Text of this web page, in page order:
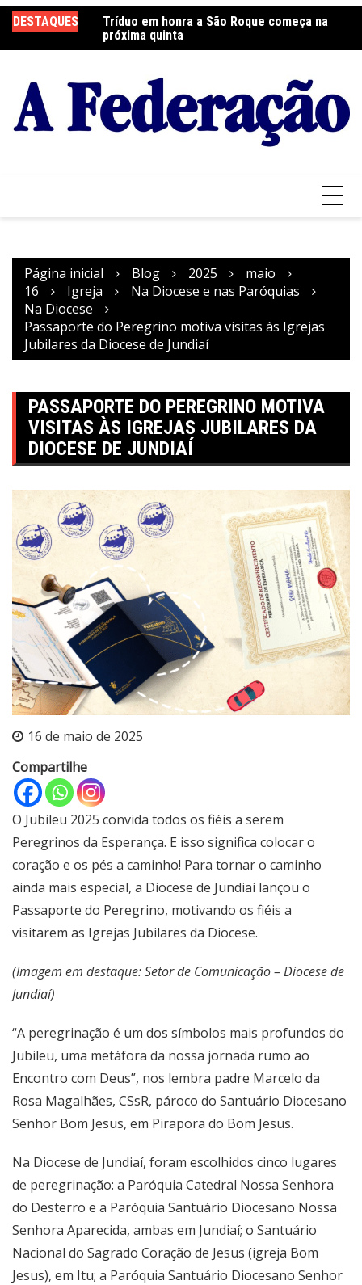
para
o
DESTAQUES
Tríduo em honra a São Roque começa na
próxima quinta
Franciscanos Seculares realizam ação
solidária
Página inicial Blog 2025
maio
16
Igreja
Na Diocese e nas Paróquias
Na Diocese
Passaporte do Peregrino motiva visitas às Igrejas
Jubilares da Diocese de Jundiaí
PASSAPORTE DO PEREGRINO MOTIVA
VISITAS ÀS IGREJAS JUBILARES DA
DIOCESE DE JUNDIAÍ
16 de maio de 2025
Compartilhe
O Jubileu 2025 convida todos os fiéis a serem
Peregrinos da Esperança. E isso significa colocar o
coração e os pés a caminho! Para tornar o caminho
ainda mais especial, a Diocese de Jundiaí lançou o
Passaporte do Peregrino, motivando os fiéis a
visitarem as Igrejas Jubilares da Diocese.
(Imagem em destaque: Setor de Comunicação – Diocese de
Jundiaí)
“A peregrinação é um dos símbolos mais profundos do
Jubileu, uma metáfora da nossa jornada rumo ao
Encontro com Deus”, nos lembra padre Marcelo da
Rosa Magalhães, CSsR, pároco do Santuário Diocesano
Senhor Bom Jesus, em Pirapora do Bom Jesus.
Na Diocese de Jundiaí, foram escolhidos cinco lugares
de peregrinação: a Paróquia Catedral Nossa Senhora
do Desterro e a Paróquia Santuário Diocesano Nossa
Senhora Aparecida, ambas em Jundiaí; o Santuário
Nacional do Sagrado Coração de Jesus (igreja Bom
Jesus), em Itu; a Paróquia Santuário Diocesano Senhor